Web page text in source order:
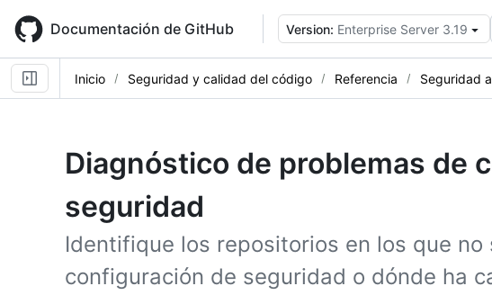
main
content
Documentación de GitHub Version: Enterprise Server 3.19
Inicio Seguridad y calidad del código Referencia Seguridad
Diagnóstico de problemas de
seguridad
Identifique los repositorios en los que no
configuración de seguridad o dónde ha